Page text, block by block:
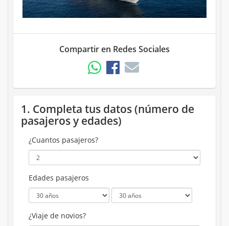
Compartir en Redes Sociales
1. Completa tus datos (número de
pasajeros y edades)
¿Cuantos pasajeros?
Edades pasajeros
¿Viaje de novios?